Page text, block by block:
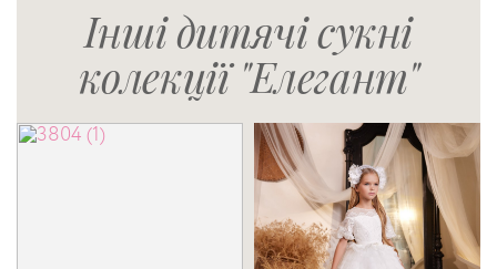
Інші дитячі сукні
колекції "Елегант"